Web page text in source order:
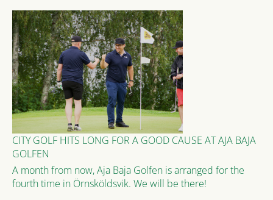
CITY GOLF HITS LONG FOR A GOOD CAUSE AT AJA BAJA
GOLFEN
A month from now, Aja Baja Golfen is arranged for the
fourth time in Örnsköldsvik. We will be there!